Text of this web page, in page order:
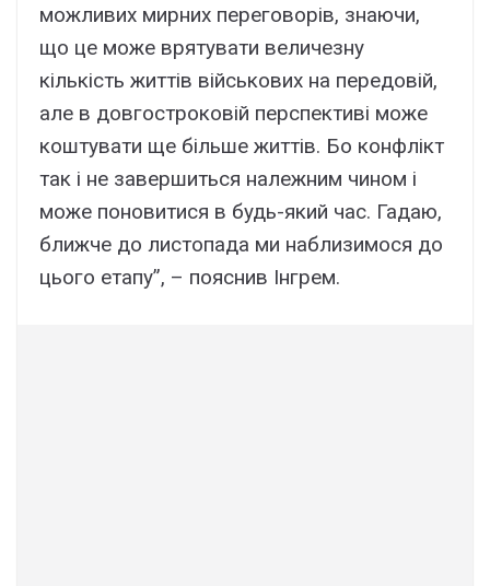
можливих мирних переговорів, знаючи,
що це може врятувати величезну
кількість життів військових на передовій,
але в довгостроковій перспективі може
коштувати ще більше життів. Бо конфлікт
так і не завершиться належним чином і
може поновитися в будь-який час. Гадаю,
ближче до листопада ми наблизимося до
цього етапу”, – пояснив Інгрем.